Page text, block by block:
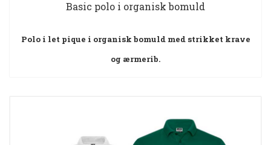
Basic polo i organisk bomuld
Polo i let pique i organisk bomuld med strikket krave
og ærmerib.